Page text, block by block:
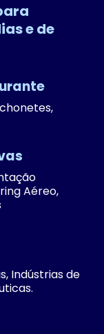
e de
Aéreo,
Indústrias de